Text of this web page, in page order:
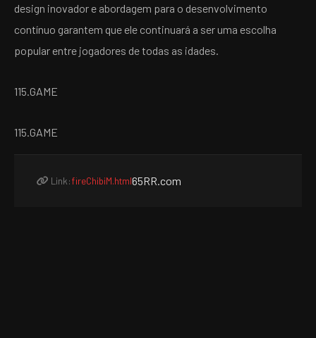
design inovador e abordagem para o desenvolvimento
contínuo garantem que ele continuará a ser uma escolha
popular entre jogadores de todas as idades.
115.GAME
115.GAME
Link:fireChibiM.html65RR.com